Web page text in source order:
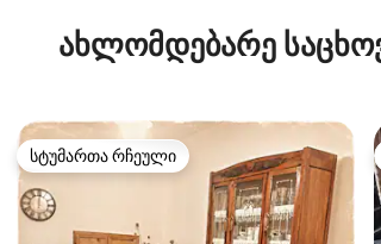
ახლომდებარე
სტუმართა რჩეული
სტუმართა რჩეული